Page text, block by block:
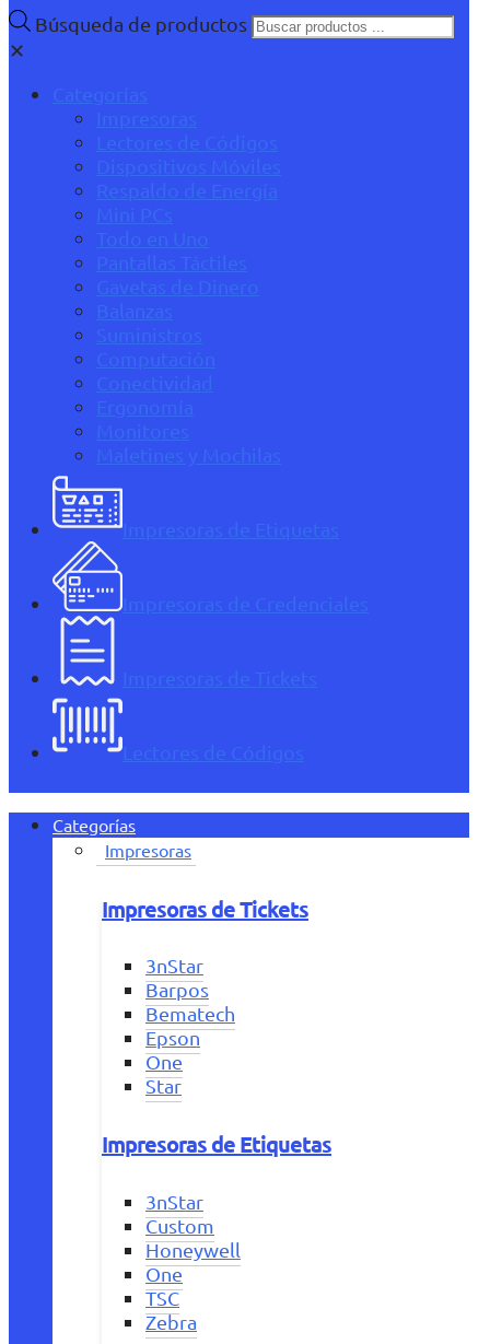
Búsqueda de productos
✕
Categorías
Impresoras
Lectores de Códigos
Dispositivos Móviles
Respaldo de Energía
Mini PCs
Todo en Uno
Pantallas Táctiles
Gavetas de Dinero
Balanzas
Suministros
Computación
Conectividad
Ergonomía
Monitores
Maletines y Mochilas
Impresoras de Etiquetas
Impresoras de Credenciales
Impresoras de Tickets
Lectores de Códigos
Categorías
Impresoras
Impresoras de Tickets
3nStar
Barpos
Bematech
Epson
One
Star
Impresoras de Etiquetas
3nStar
Custom
Honeywell
One
TSC
Zebra